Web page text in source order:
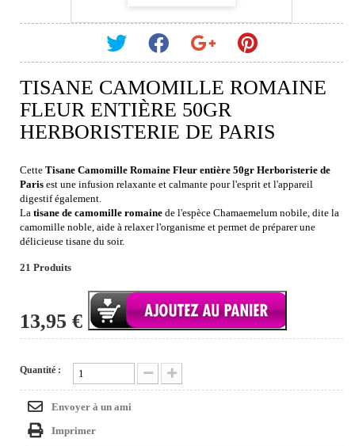
TISANE CAMOMILLE ROMAINE
FLEUR ENTIÈRE 50GR
HERBORISTERIE DE PARIS
Cette Tisane Camomille Romaine Fleur entière 50gr Herboristerie de
Paris est une infusion relaxante et calmante pour l'esprit et l'appareil
digestif également.
La tisane de camomille romaine de l'espèce Chamaemelum nobile, dite la
camomille noble, aide à relaxer l'organisme et permet de préparer une
délicieuse tisane du soir.
21 Produits
13,95 €
Quantité :
Envoyer à un ami
Imprimer